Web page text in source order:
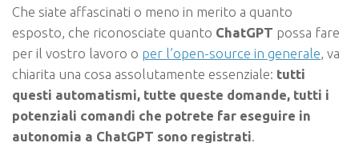
Che siate affascinati o meno in merito a quanto
esposto, che riconosciate quanto ChatGPT possa fare
per il vostro lavoro o per l’open-source in generale, va
chiarita una cosa assolutamente essenziale: tutti
questi automatismi, tutte queste domande, tutti i
potenziali comandi che potrete far eseguire in
autonomia a ChatGPT sono registrati.